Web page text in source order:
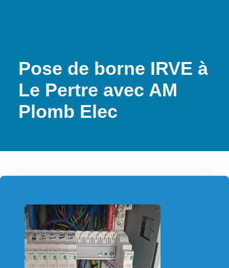
Pose de borne IRVE à
Le Pertre avec AM
Plomb Elec